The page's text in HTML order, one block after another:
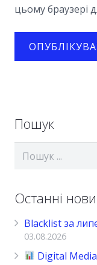
цьому браузері
Пошук
Останні
Blacklist за
03.08.2026
Digital